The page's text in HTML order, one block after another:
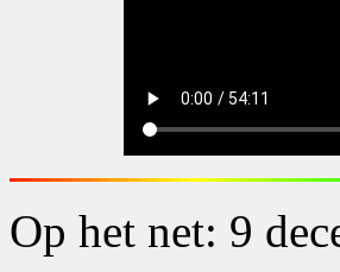
Op het net: 9